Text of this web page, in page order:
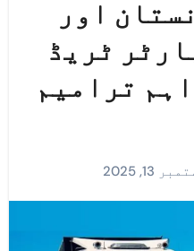
اور
ٹریڈ
ترامیم
13, 2025